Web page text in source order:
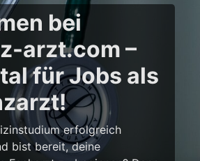
bei
arzt.com –
für Jobs als
erfolgreich
bist bereit, deine